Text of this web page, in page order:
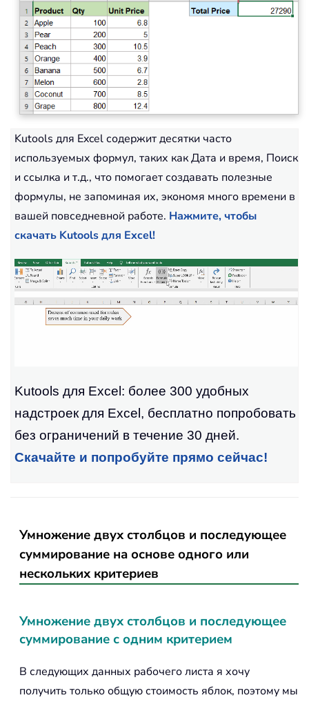
Kutools для Excel содержит десятки часто
используемых формул, таких как Дата и время, Поиск
и ссылка и т.д., что помогает создавать полезные
формулы, не запоминая их, экономя много времени в
вашей повседневной работе. Нажмите, чтобы
скачать Kutools для Excel!
Kutools для Excel: более 300 удобных
надстроек для Excel, бесплатно попробовать
без ограничений в течение 30 дней.
Скачайте и попробуйте прямо сейчас!
Умножение двух столбцов и последующее
суммирование на основе одного или
нескольких критериев
Умножение двух столбцов и последующее
суммирование с одним критерием
В следующих данных рабочего листа я хочу
получить только общую стоимость яблок, поэтому мы